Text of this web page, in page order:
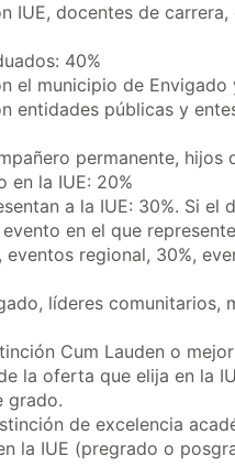
IUE, docentes de
40%
el municipio de
entidades públicas y
permanente,
en la IUE: 20%
a la IUE: 30%. Si el
en el que
regional, 30%,
líderes comunitarios,
Cum Lauden o
la oferta que elija en la
grado.
de excelencia
la IUE (pregrado o